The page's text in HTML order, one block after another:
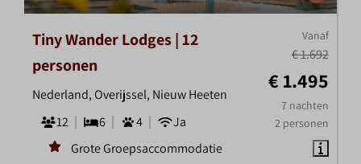
Vanaf
€ 1.692
€ 1.495
7 nachten
2 personen
Tiny Wander Lodges | 12
personen
Nederland, Overijssel, Nieuw Heeten
12
6 4
Ja
Grote Groepsaccommodatie